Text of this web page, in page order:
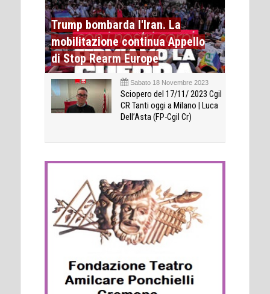
Trump bombarda l'Iran. La
mobilitazione continua Appello
di Stop Rearm Europe
Sabato 18 Novembre 2023
Sciopero del 17/11/ 2023 Cgil
CR Tanti oggi a Milano | Luca
Dell’Asta (FP-Cgil Cr)